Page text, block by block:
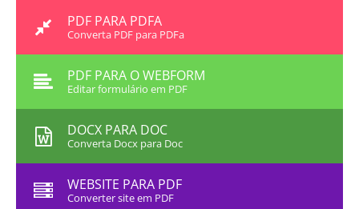
PDF PARA PDFA
Converta PDF para PDFa
PDF PARA O WEBFORM
Editar formulário em PDF
DOCX PARA DOC
Converta Docx para Doc
WEBSITE PARA PDF
Converter site em PDF